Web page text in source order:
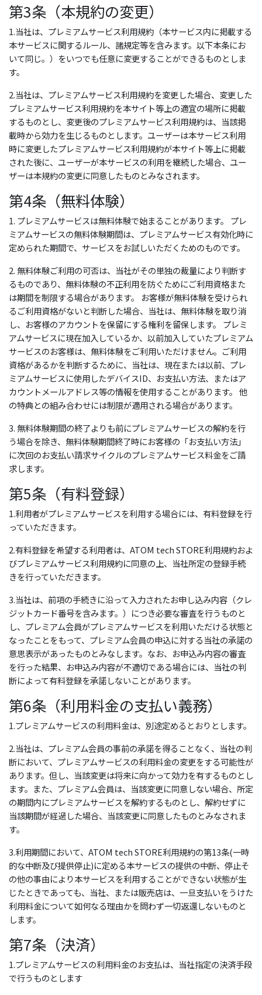
第3条（本規約の変更）
1.当社は、プレミアムサービス利用規約（本サービス内に掲載する
本サービスに関するルール、諸規定等を含みます。以下本条にお
いて同じ。）をいつでも任意に変更することができるものとしま
す。
2.当社は、プレミアムサービス利用規約を変更した場合、変更した
プレミアムサービス利用規約を本サイト等上の適宜の場所に掲載
するものとし、変更後のプレミアムサービス利用規約は、当該掲
載時から効力を生じるものとします。ユーザーは本サービス利用
時に変更したプレミアムサービス利用規約が本サイト等上に掲載
された後に、ユーザーが本サービスの利用を継続した場合、ユー
ザーは本規約の変更に同意したものとみなされます。
第4条（無料体験）
1. プレミアムサービスは無料体験で始まることがあります。 プレ
ミアムサービスの無料体験期間は、プレミアムサービス有効化時に
定められた期間で、サービスをお試しいただくためのものです。
2. 無料体験ご利用の可否は、当社がその単独の裁量により判断す
るものであり、無料体験の不正利用を防ぐためにご利用資格また
は期間を制限する場合があります。 お客様が無料体験を受けられ
るご利用資格がないと判断した場合、当社は、無料体験を取り消
し、お客様のアカウントを保留にする権利を留保します。 プレミ
アムサービスに現在加入しているか、以前加入していたプレミアム
サービスのお客様は、無料体験をご利用いただけません。ご利用
資格があるかを判断するために、当社は、現在または以前、プレ
ミアムサービスに使用したデバイスID、お支払い方法、またはア
カウントメールアドレス等の情報を使用することがあります。 他
の特典との組み合わせには制限が適用される場合があります。
3. 無料体験期間の終了よりも前にプレミアムサービスの解約を行
う場合を除き、無料体験期間終了時にお客様の「お支払い方法」
に次回のお支払い請求サイクルのプレミアムサービス料金をご請
求します。
第5条（有料登録）
1.利用者がプレミアムサービスを利用する場合には、有料登録を行
っていただきます。
2.有料登録を希望する利用者は、ATOM tech STORE利用規約およ
びプレミアムサービス利用規約に同意の上、当社所定の登録手続
きを行っていただきます。
3.当社は、前項の手続きに沿って入力されたお申し込み内容（クレ
ジットカード番号を含みます。）につき必要な審査を行うものと
し、プレミアム会員がプレミアムサービスを利用いただける状態と
なったことをもって、プレミアム会員の申込に対する当社の承諾の
意思表示があったものとみなします。なお、お申込み内容の審査
を行った結果、お申込み内容が不適切である場合には、当社の判
断によって有料登録を承諾しないことがあります。
第6条（利用料金の支払い義務）
1.プレミアムサービスの利用料金は、別途定めるとおりとします。
2.当社は、プレミアム会員の事前の承諾を得ることなく、当社の判
断において、プレミアムサービスの利用料金の変更をする可能性が
あります。但し、当該変更は将来に向かって効力を有するものとし
ます。また、プレミアム会員は、当該変更に同意しない場合、所定
の期間内にプレミアムサービスを解約するものとし、解約せずに
当該期間が経過した場合、当該変更に同意したものとみなされま
す。
3.利用期間において、ATOM tech STORE利用規約の第13条(一時
的な中断及び提供停止)に定める本サービスの提供の中断、停止そ
の他の事由により本サービスを利用することができない状態が生
じたときであっても、当社、または販売店は、一旦支払いをうけた
利用料金について如何なる理由かを問わず一切返還しないものと
します。
第7条（決済）
1.プレミアムサービスの利用料金のお支払は、当社指定の決済手段
で行うものとします